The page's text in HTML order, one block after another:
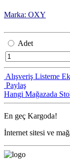
Marka: OXY
Adet
Alışveriş Listeme
Paylaş
Hangi Mağazada
En geç Kargoda!
İnternet sitesi ve